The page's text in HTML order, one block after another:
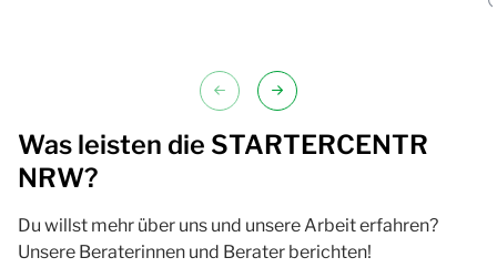
Sie haben eine Geschäftsidee oder möchten ein
Weitere Infos und Anmeldung
Was leisten die STARTERCENTR
NRW?
Du willst mehr über uns und unsere Arbeit erfahren?
Unsere Beraterinnen und Berater berichten!